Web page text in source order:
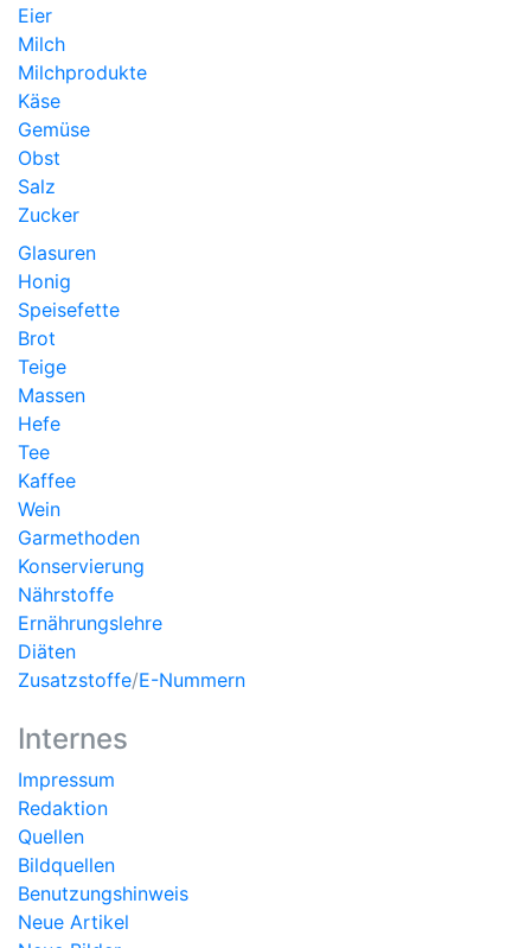
Eier
Milch
Milchprodukte
Käse
Gemüse
Obst
Salz
Zucker
Glasuren
Honig
Speisefette
Brot
Teige
Massen
Hefe
Tee
Kaffee
Wein
Garmethoden
Konservierung
Nährstoffe
Ernährungslehre
Diäten
Zusatzstoffe/E-Nummern
Internes
Impressum
Redaktion
Quellen
Bildquellen
Benutzungshinweis
Neue Artikel